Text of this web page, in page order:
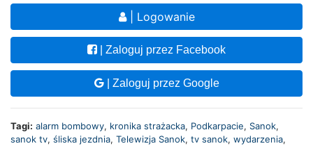
| Logowanie
| Zaloguj przez Facebook
| Zaloguj przez Google
Tagi: alarm bombowy, kronika strażacka, Podkarpacie, Sanok,
sanok tv, śliska jezdnia, Telewizja Sanok, tv sanok, wydarzenia,